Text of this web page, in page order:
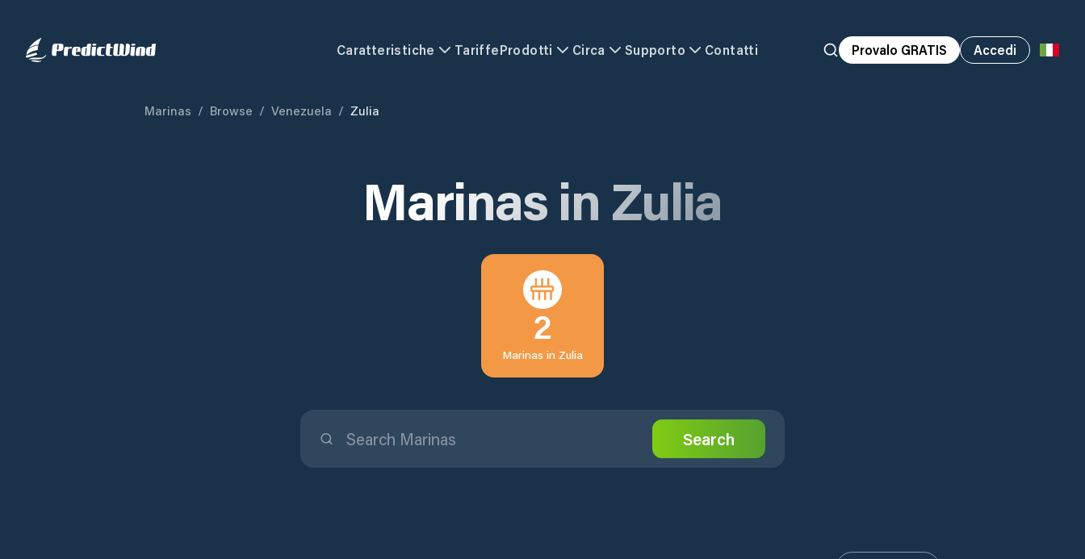
Caratteristiche TariffeProdotti Circa Supporto Contatti Provalo GRATIS Accedi
Marinas / Browse / Venezuela / Zulia
Marinas in Zulia
2
Marinas in Zulia
Search